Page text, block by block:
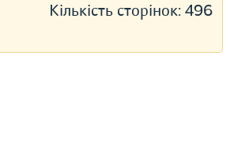
Кількість сторінок: 496